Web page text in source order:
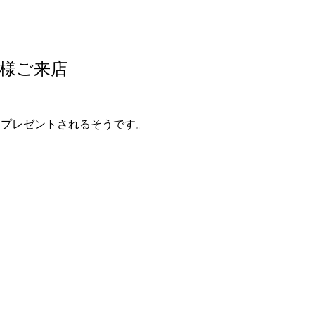
ご来店
レゼントされるそうです。